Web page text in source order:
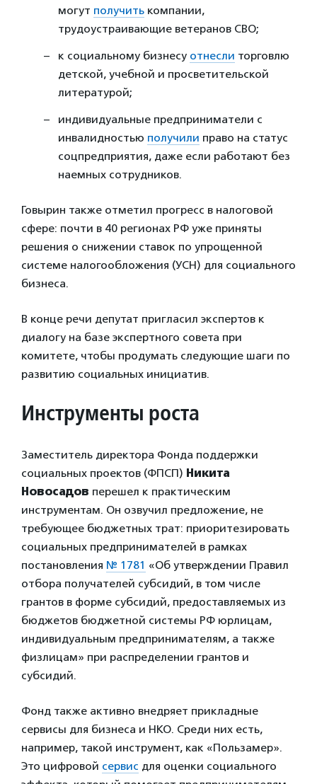
могут получить компании,
трудоустраивающие ветеранов СВО;
к социальному бизнесу отнесли торговлю
детской, учебной и просветительской
литературой;
индивидуальные предприниматели с
инвалидностью получили право на статус
соцпредприятия, даже если работают без
наемных сотрудников.
Говырин также отметил прогресс в налоговой
сфере: почти в 40 регионах РФ уже приняты
решения о снижении ставок по упрощенной
системе налогообложения (УСН) для социального
бизнеса.
В конце речи депутат пригласил экспертов к
диалогу на базе экспертного совета при
комитете, чтобы продумать следующие шаги по
развитию социальных инициатив.
Инструменты роста
Заместитель директора Фонда поддержки
социальных проектов (ФПСП) Никита
Новосадов перешел к практическим
инструментам. Он озвучил предложение, не
требующее бюджетных трат: приоритезировать
социальных предпринимателей в рамках
постановления № 1781 «Об утверждении Правил
отбора получателей субсидий, в том числе
грантов в форме субсидий, предоставляемых из
бюджетов бюджетной системы РФ юрлицам,
индивидуальным предпринимателям, а также
физлицам» при распределении грантов и
субсидий.
Фонд также активно внедряет прикладные
сервисы для бизнеса и НКО. Среди них есть,
например, такой инструмент, как «Пользамер».
Это цифровой сервис для оценки социального